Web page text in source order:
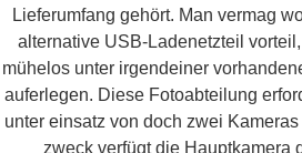
Lieferumfang gehört. Man vermag
alternative USB-Ladenetzteil
mühelos unter irgendeiner
auferlegen. Diese Fotoabteilung
unter einsatz von doch zwei
zweck verfügt die Hauptkamera